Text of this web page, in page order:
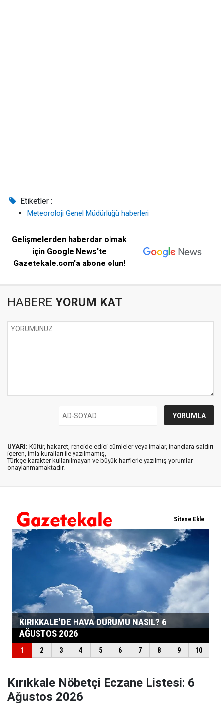
Etiketler :
Meteoroloji Genel Müdürlüğü haberleri
Gelişmelerden haberdar olmak
için Google News'te
Gazetekale.com'a abone olun!
HABERE YORUM KAT
UYARI: Küfür, hakaret, rencide edici cümleler veya imalar, inançlara saldırı
içeren, imla kuralları ile yazılmamış,
Türkçe karakter kullanılmayan ve büyük harflerle yazılmış yorumlar
onaylanmamaktadır.
Kırıkkale Nöbetçi Eczane Listesi: 6
Ağustos 2026